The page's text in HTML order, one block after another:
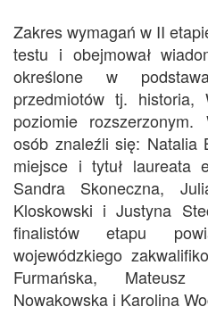
Zakres wymagań w II
testu i obejmował
określone w
przedmiotów tj.
poziomie
osób znaleźli się: Natalia
miejsce i tytuł laureata
Sandra Skoneczna,
Kloskowski i Justyna
finalistów etapu
wojewódzkiego
Furmańska, Mateusz
Nowakowska i Karolina